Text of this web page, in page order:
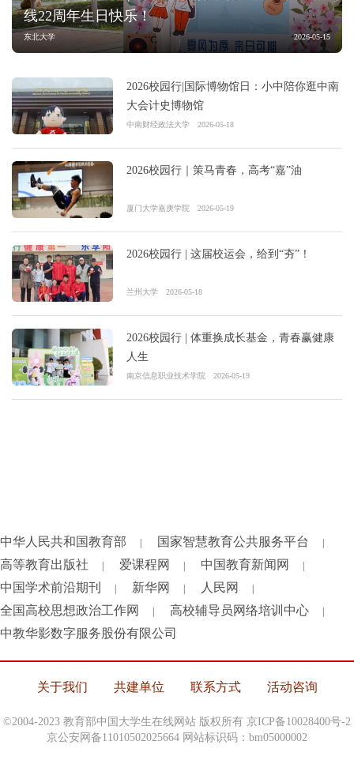
线22周年生日快乐！
东北大学 2026-05-15
2026校园行|国际博物馆日：小中陪你逛中南
大会计史博物馆
中南财经政法大学 2026-05-18
2026校园行｜策马青春，高考“嘉”油
厦门大学嘉庚学院 2026-05-19
2026校园行 | 这届校运会，给到“夯”！
兰州大学 2026-05-18
2026校园行 | 体重换成长基金，青春赢健康
人生
南京信息职业技术学院 2026-05-19
中华人民共和国教育部 国家智慧教育公共服务平台
高等教育出版社 爱课程网 中国教育新闻网
中国学术前沿期刊 新华网 人民网
全国高校思想政治工作网 高校辅导员网络培训中心
中教华影数字服务股份有限公司
关于我们 共建单位 联系方式 活动咨询
©2004-2023 教育部中国大学生在线网站 版权所有 京ICP备10028400号-2
京公安网备11010502025664 网站标识码：bm05000002